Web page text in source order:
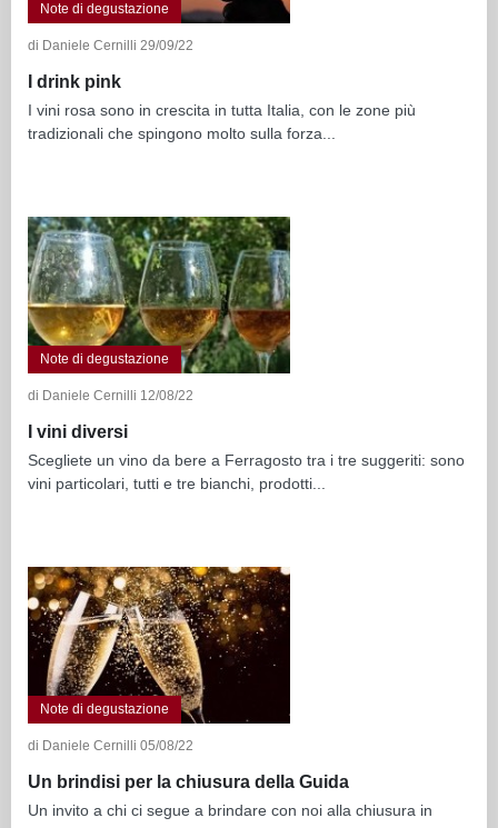
Note di degustazione
di Daniele Cernilli 29/09/22
I drink pink
I vini rosa sono in crescita in tutta Italia, con le zone più
tradizionali che spingono molto sulla forza...
Note di degustazione
di Daniele Cernilli 12/08/22
I vini diversi
Scegliete un vino da bere a Ferragosto tra i tre suggeriti: sono
vini particolari, tutti e tre bianchi, prodotti...
Note di degustazione
di Daniele Cernilli 05/08/22
Un brindisi per la chiusura della Guida
Un invito a chi ci segue a brindare con noi alla chiusura in